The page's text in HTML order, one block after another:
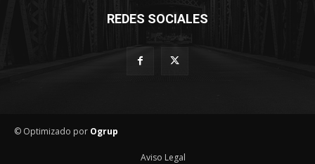
REDES SOCIALES
© Optimizado por Ogrup
Aviso Legal